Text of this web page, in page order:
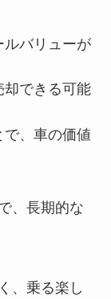
ルバリューが
却できる可能
、車の価値
、長期的な
、乗る楽し